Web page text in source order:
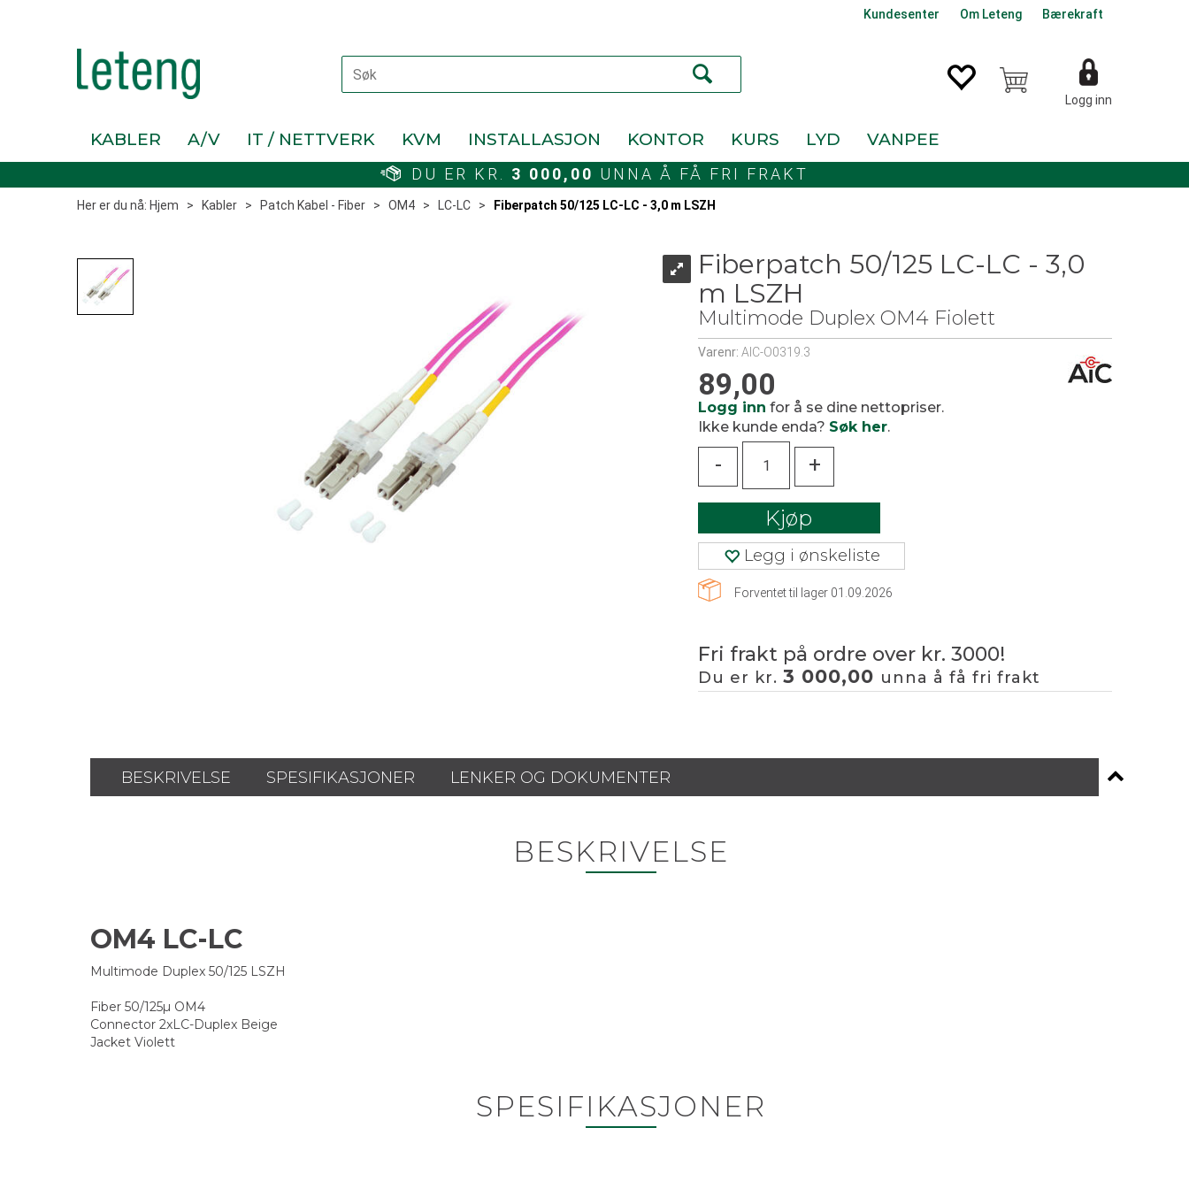
Kundesenter Om Leteng Bærekraft
Logg inn
KABLER A/V IT / NETTVERK KVM INSTALLASJON KONTOR KURS LYD VANPEE
DU ER KR. 3 000,00 UNNA Å FÅ FRI FRAKT
Her er du nå: Hjem > Kabler > Patch Kabel - Fiber > OM4 > LC-LC > Fiberpatch 50/125 LC-LC - 3,0 m LSZH
Fiberpatch 50/125 LC-LC - 3,0
m LSZH
Multimode Duplex OM4 Fiolett
Varenr: AIC-O0319.3
89,00
Logg inn for å se dine nettopriser.
Ikke kunde enda? Søk her.
- +
Kjøp
Legg i ønskeliste
Forventet til lager 01.09.2026
Fri frakt på ordre over kr. 3000!
Du er kr. 3 000,00 unna å få fri frakt
BESKRIVELSE SPESIFIKASJONER LENKER OG DOKUMENTER
BESKRIVELSE
OM4 LC-LC
Multimode Duplex 50/125 LSZH
Fiber 50/125µ OM4
Connector 2xLC-Duplex Beige
Jacket Violett
SPESIFIKASJONER